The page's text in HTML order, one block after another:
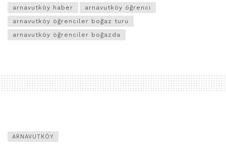
arnavutköy haber
arnavutköy öğrenci
arnavutköy öğrenciler boğaz turu
arnavutköy öğrenciler boğazda
ARNAVUTKÖY